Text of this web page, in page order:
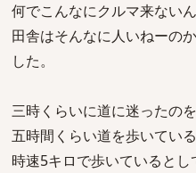
何でこんなにクルマ来ないん
田舎はそんなに人いねーの
した。
三時くらいに道に迷ったの
五時間くらい道を歩いてい
時速5キロで歩いているとし